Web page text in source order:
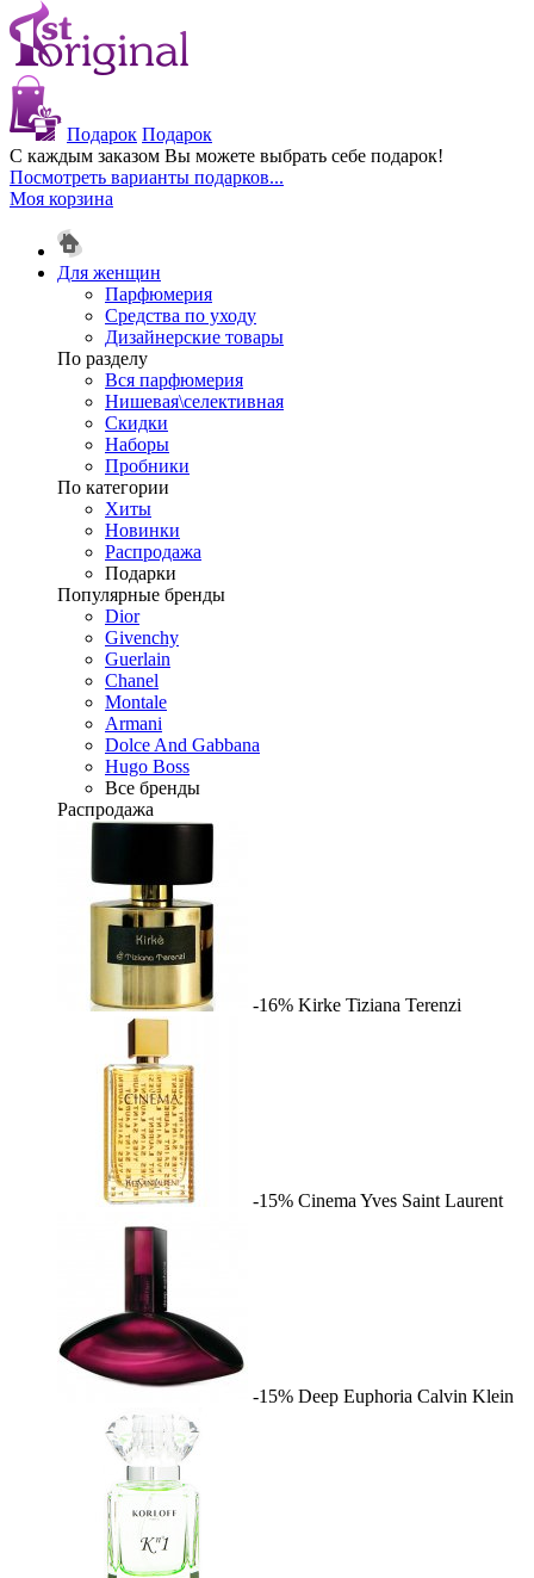
Подарок Подарок
С каждым заказом Вы можете выбрать себе подарок!
Посмотреть варианты подарков...
Моя корзина
Для женщин
Парфюмерия
Средства по уходу
Дизайнерские товары
По разделу
Вся парфюмерия
Нишевая\селективная
Скидки
Наборы
Пробники
По категории
Хиты
Новинки
Распродажа
Подарки
Популярные бренды
Dior
Givenchy
Guerlain
Chanel
Montale
Armani
Dolce And Gabbana
Hugo Boss
Все бренды
Распродажа
-16% Kirke Tiziana Terenzi
-15% Cinema Yves Saint Laurent
-15% Deep Euphoria Calvin Klein